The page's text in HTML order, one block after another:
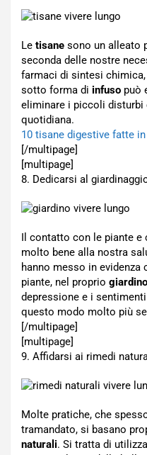
Le tisane sono un alleato
seconda delle nostre
farmaci di sintesi
sotto forma di infuso può
eliminare i piccoli
quotidiana.
10 tisane digestive fatte
[/multipage]
[multipage]
8. Dedicarsi al
Il contatto con le piante e
molto bene alla nostra
hanno messo in evidenza
piante, nel proprio giardino
depressione e i
questo modo molto più
[/multipage]
[multipage]
9. Affidarsi ai rimedi
Molte pratiche, che
tramandato, si basano
naturali. Si tratta di